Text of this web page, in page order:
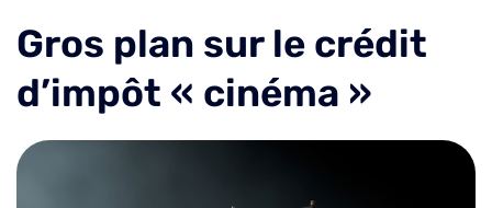
Gros plan sur le crédit
d’impôt « cinéma »